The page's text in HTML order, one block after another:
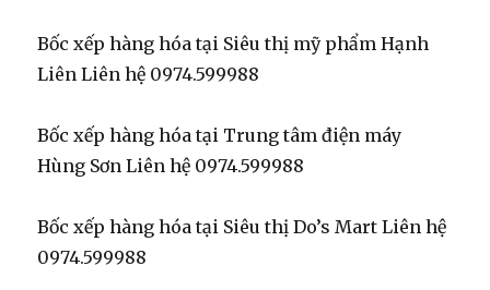
Bốc xếp hàng hóa tại Siêu thị mỹ phẩm Hạnh
Liên Liên hệ 0974.599988
Bốc xếp hàng hóa tại Trung tâm điện máy
Hùng Sơn Liên hệ 0974.599988
Bốc xếp hàng hóa tại Siêu thị Do’s Mart Liên hệ
0974.599988